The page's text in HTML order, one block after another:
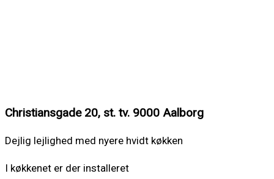
Christiansgade 20, st. tv. 9000 Aalborg
Dejlig lejlighed med nyere hvidt køkken
I køkkenet er der installeret